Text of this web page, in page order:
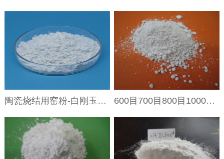
陶瓷烧结用窑粉-白刚玉微粉320目360目 白色金刚砂微粉陶瓷垫砂 电熔氧化铝微粉 600目700目800目1000目白刚玉 涂料填料用白刚玉电熔氧化铝